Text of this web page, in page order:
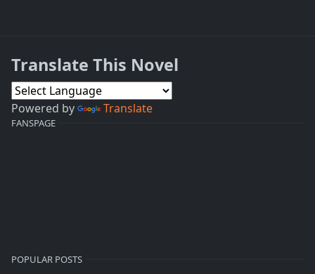
Translate This Novel
Powered by Translate
FANSPAGE
POPULAR POSTS